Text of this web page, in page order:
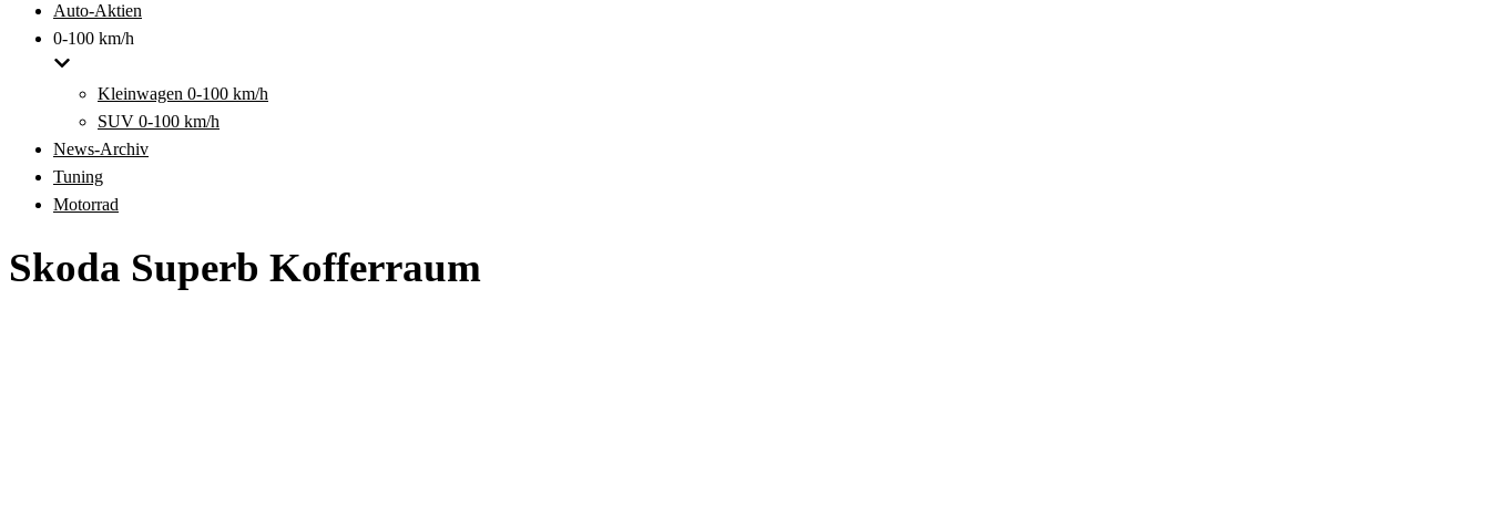
Auto-Aktien
0-100 km/h
Kleinwagen 0-100 km/h
SUV 0-100 km/h
News-Archiv
Tuning
Motorrad
Skoda Superb Kofferraum